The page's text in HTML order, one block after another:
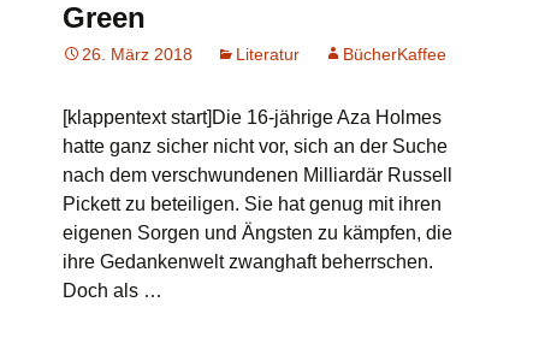
Green
26. März 2018 Literatur BücherKaffee
[klappentext start]Die 16-jährige Aza Holmes
hatte ganz sicher nicht vor, sich an der Suche
nach dem verschwundenen Milliardär Russell
Pickett zu beteiligen. Sie hat genug mit ihren
eigenen Sorgen und Ängsten zu kämpfen, die
ihre Gedankenwelt zwanghaft beherrschen.
Doch als …